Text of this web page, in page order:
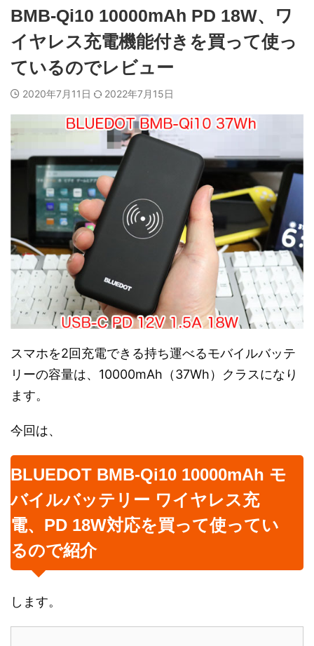
BMB-Qi10 10000mAh PD 18W、ワ
イヤレス充電機能付きを買って使っ
ているのでレビュー
2020年7月11日 2022年7月15日
スマホを2回充電できる持ち運べるモバイルバッテ
リーの容量は、10000mAh（37Wh）クラスになり
ます。
今回は、
BLUEDOT BMB-Qi10 10000mAh モ
バイルバッテリー ワイヤレス充
電、PD 18W対応を買って使ってい
るので紹介
します。